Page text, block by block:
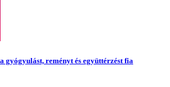
gyógyulást, reményt és együttérzést fia